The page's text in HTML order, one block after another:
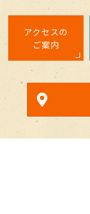
アクセスの
ご案内